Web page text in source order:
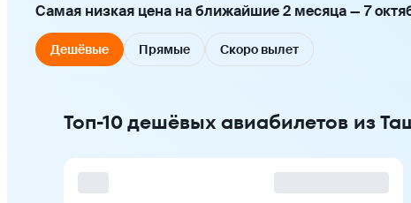
Самая низкая цена на ближайшие 2 месяца — 7
Дешёвые Прямые Скоро вылет
Топ-10 дешёвых авиабилетов из